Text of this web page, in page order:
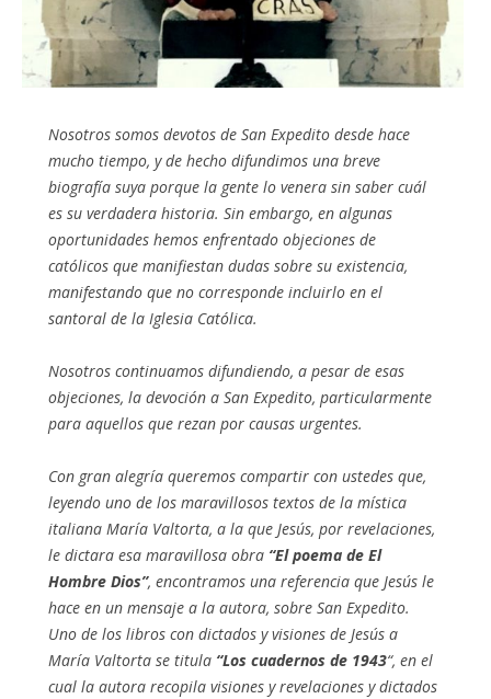
Nosotros somos devotos de San Expedito desde hace
mucho tiempo, y de hecho difundimos una breve
biografía suya porque la gente lo venera sin saber cuál
es su verdadera historia. Sin embargo, en algunas
oportunidades hemos enfrentado objeciones de
católicos que manifiestan dudas sobre su existencia,
manifestando que no corresponde incluirlo en el
santoral de la Iglesia Católica.
Nosotros continuamos difundiendo, a pesar de esas
objeciones, la devoción a San Expedito, particularmente
para aquellos que rezan por causas urgentes.
Con gran alegría queremos compartir con ustedes que,
leyendo uno de los maravillosos textos de la mística
italiana María Valtorta, a la que Jesús, por revelaciones,
le dictara esa maravillosa obra “El poema de El
Hombre Dios”, encontramos una referencia que Jesús le
hace en un mensaje a la autora, sobre San Expedito.
Uno de los libros con dictados y visiones de Jesús a
María Valtorta se titula “Los cuadernos de 1943“, en el
cual la autora recopila visiones y revelaciones y dictados